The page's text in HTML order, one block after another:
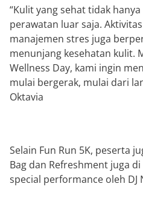
“Kulit yang sehat tidak
perawatan luar saja.
manajemen stres juga
menunjang kesehatan kulit.
Wellness Day, kami ingin
mulai bergerak, mulai dari
Oktavia
Selain Fun Run 5K, peserta
Bag dan Refreshment juga
special performance oleh DJ